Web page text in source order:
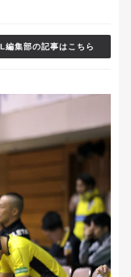
編集部の記事はこちら